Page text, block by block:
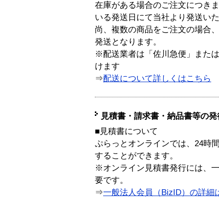
在庫がある場合のご注文につき
いる発送日にて当社より発送い
尚、複数の商品をご注文の場合
発送となります。
※配送業者は「佐川急便」また
けます
⇒配送について詳しくはこちら
見積書・請求書・納品書等の
■見積書について
ぷらっとオンラインでは、24時
することができます。
※オンライン見積書発行には、
要です。
⇒一般法人会員（BizID）の詳細